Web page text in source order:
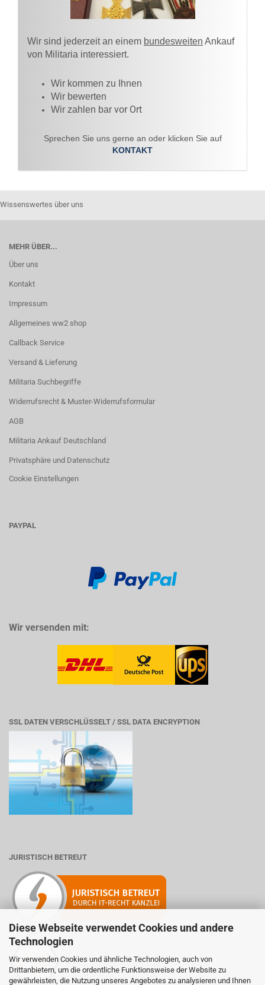
Diese Webseite verwendet Cookies und andere
Technologien
Wir verwenden Cookies und ähnliche Technologien, auch von
Drittanbietern, um die ordentliche Funktionsweise der Website zu
gewährleisten, die Nutzung unseres Angebotes zu analysieren und Ihnen
Wir sind jederzeit an einem bundesweiten Ankauf
von Militaria interessiert.
Wir kommen zu Ihnen​
Wir bewerten
Wir zahlen bar vor Ort
Sprechen Sie uns gerne an oder klicken Sie auf
KONTAKT
Wissenswertes über uns
MEHR ÜBER...
Über uns
Kontakt
Impressum
Allgemeines ww2 shop
Callback Service
Versand & Lieferung
Militaria Suchbegriffe
Widerrufsrecht & Muster-Widerrufsformular
AGB
Militaria Ankauf Deutschland
Privatsphäre und Datenschutz
Cookie Einstellungen
PAYPAL
Wir versenden mit:
SSL DATEN VERSCHLÜSSELT / SSL DATA ENCRYPTION
JURISTISCH BETREUT
Mitglied der Initiative "Fairness im Handel".
Informationen zur Initiative: